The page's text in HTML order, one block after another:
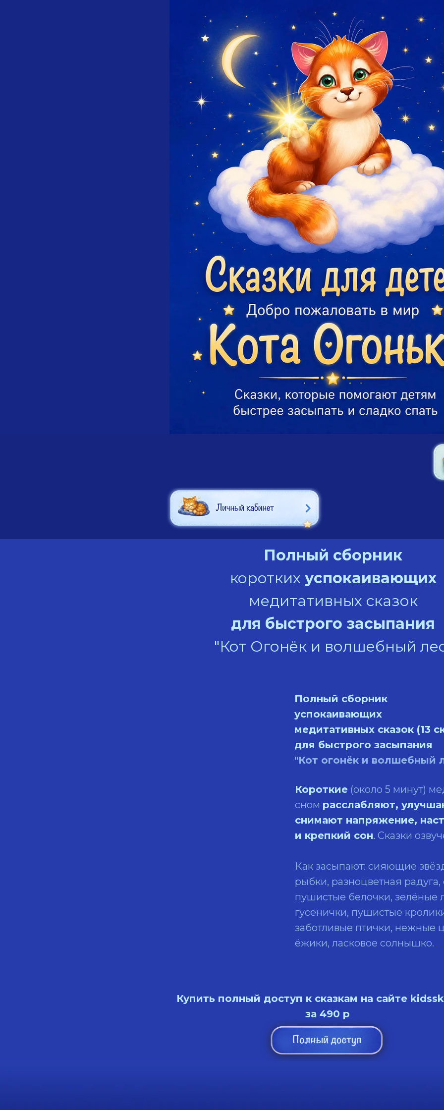
Полный сборник
коротких успокаивающих
медитативных сказок
для быстрого засыпания
"Кот Огонёк и волшебный
Полный сборник
успокаивающих
медитативных сказок (13
для быстрого засыпания
"Кот огонёк и волшебный
Короткие (около 5 минут)
сном расслабляют,
снимают напряжение,
и крепкий сон. Сказки
Как засыпают: сияющие
рыбки, разноцветная
пушистые белочки,
гусенички, пушистые
заботливые птички, нежные
ёжики, ласковое солнышко. .
Купить полный доступ к сказкам на сайте
за 490 р